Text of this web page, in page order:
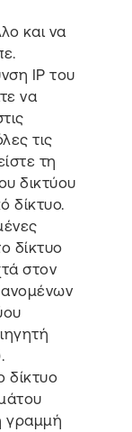
και να
ΙΡ του
να
τις
τη
δικτύου
δίκτυο.
δίκτυο
στον
δίκτυο
γραμμή